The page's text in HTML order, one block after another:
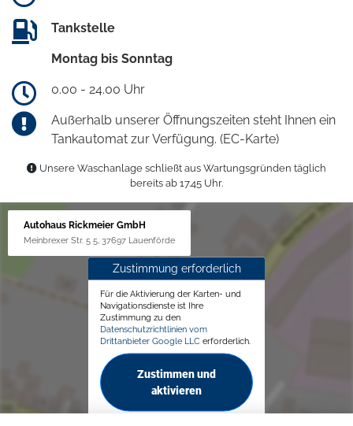
Tankstelle
Montag bis Sonntag
0.00 - 24.00 Uhr
Außerhalb unserer Öffnungszeiten steht Ihnen ein
Tankautomat zur Verfügung. (EC-Karte)
Unsere Waschanlage schließt aus Wartungsgründen täglich
bereits ab 17.45 Uhr.
Autohaus Rickmeier GmbH
Meinbrexer Str. 5 5, 37697 Lauenförde
Zustimmung erforderlich
Für die Aktivierung der Karten- und
Navigationsdienste ist Ihre
Zustimmung zu den
Datenschutzrichtlinien vom
Drittanbieter Google LLC erforderlich.
Zustimmen und
aktivieren